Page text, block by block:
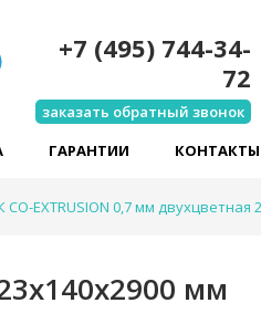
+7 (495) 744-34-
72
заказать обратный звонок
ГАРАНТИИ КОНТАКТЫ
EXTRUSION 0,7 мм двухцветная
мм